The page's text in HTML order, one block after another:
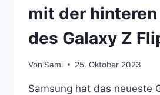
mit der hinteren
des Galaxy Z
Von Sami 25. Oktober 2023
Samsung hat das neueste